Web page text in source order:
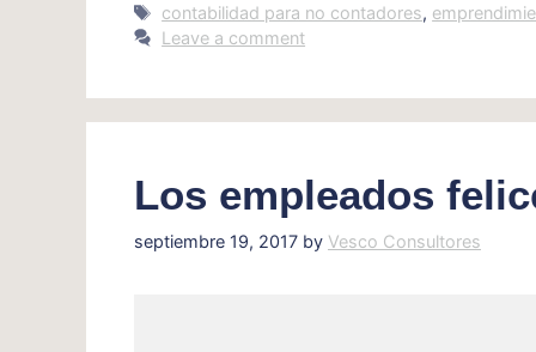
Tags
contabilidad para no contadores,
Leave a comment
Los empleados
septiembre 19, 2017 by Vesco Consultores